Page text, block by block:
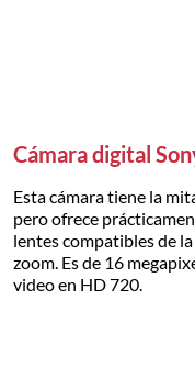
Cámara digital
Esta cámara tiene la
pero ofrece
lentes compatibles de
zoom. Es de 16
video en HD 720.